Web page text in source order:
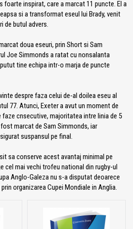
foarte inspirat, care a marcat 11 puncte. El a
si a transformat eseul lui Brady, venit
de butul advers.
doua eseuri, prin Short si Sam
Joe Simmonds a ratat cu nonsalanta
tine echipa intr-o marja de puncte
despre faza celui de-al doilea eseu al
77. Atunci, Exeter a avut un moment de
faze cnsecutive, majoritatea intre linia de 5
marcat de Sam Simmonds, iar
suspansul pe final.
sa conserve acest avantaj minimal pe
cel mai vechi trofeu national din rugby-ul
Anglo-Galeza nu s-a disputat deoarece
organizarea Cupei Mondiale in Anglia.